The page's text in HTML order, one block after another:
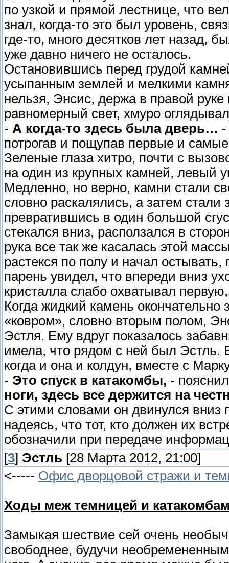
по узкой и прямой лестнице, что
знал, когда-то это был уровень,
где-то, много десятков лет назад,
уже давно ничего не осталось.
Остановившись перед грудой
усыпанным землей и мелкими
нельзя, Энсис, держа в правой
равномерный свет, хмуро
- А когда-то здесь была дверь…
потрогав и пощупав первые и
Зеленые глаза хитро, почти с
на один из крупных камней, левый
Медленно, но верно, камни стали
словно раскалялись, а затем
превратившись в один большой
стекался вниз, расползался в
рука все так же касалась этой
растекся по полу и начал
парень увидел, что впереди вниз
кристалла слабо охватывал
Когда жидкий камень
«ковром», словно вторым полом,
Эстля. Ему вдруг показалось
имела, что рядом с ней был Эстль.
когда и она и колдун, вместе с
- Это спуск в катакомбы, -
ноги, здесь все держится на
С этими словами он двинулся вниз
надеясь, что тот, кто должен их
обозначили при передаче
[3] Эстль [28 Марта 2012, 21:00]
<----- Офис дворцовой стражи и
Ходы меж темницей и
Замыкая шествие сей очень
свободнее, будучи